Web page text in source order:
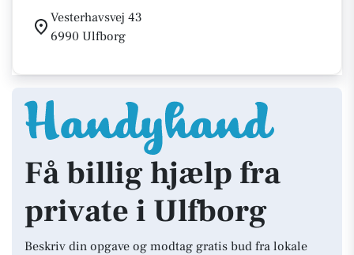
Vesterhavsvej 43
6990 Ulfborg
Få billig hjælp fra
private i Ulfborg
Beskriv din opgave og modtag gratis bud fra lokale